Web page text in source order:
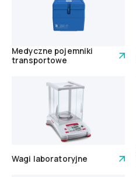
Medyczne pojemniki
transportowe
Wagi laboratoryjne